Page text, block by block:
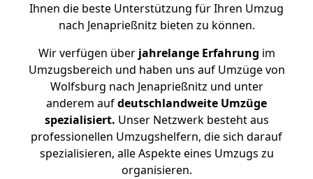
Ihnen die beste Unterstützung für Ihren Umzug
nach Jenaprießnitz bieten zu können.
Wir verfügen überjahrelange Erfahrung im
Umzugsbereich und haben uns auf Umzüge von
Wolfsburg nach Jenaprießnitz und unter
anderem aufdeutschlandweite Umzüge
spezialisiert. Unser Netzwerk besteht aus
professionellen Umzugshelfern, die sich darauf
spezialisieren, alle Aspekte eines Umzugs zu
organisieren.